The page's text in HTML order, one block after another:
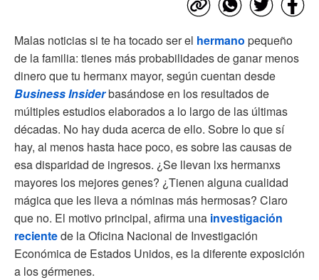
Malas noticias si te ha tocado ser el hermano pequeño
de la familia: tienes más probabilidades de ganar menos
dinero que tu hermanx mayor, según cuentan desde
Business Insiderbasándose en los resultados de
múltiples estudios elaborados a lo largo de las últimas
décadas. No hay duda acerca de ello. Sobre lo que sí
hay, al menos hasta hace poco, es sobre las causas de
esa disparidad de ingresos. ¿Se llevan lxs hermanxs
mayores los mejores genes? ¿Tienen alguna cualidad
mágica que les lleva a nóminas más hermosas? Claro
que no. El motivo principal, afirma una investigación
recientede la Oficina Nacional de Investigación
Económica de Estados Unidos, es la diferente exposición
a los gérmenes.